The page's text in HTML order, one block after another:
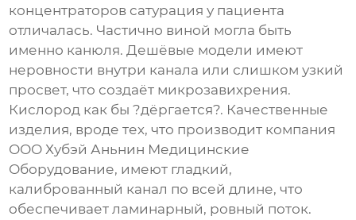
концентраторов сатурация у пациента
отличалась. Частично виной могла быть
именно канюля. Дешёвые модели имеют
неровности внутри канала или слишком узкий
просвет, что создаёт микрозавихрения.
Кислород как бы ?дёргается?. Качественные
изделия, вроде тех, что производит компания
ООО Хубэй Аньнин Медицинские
Оборудование, имеют гладкий,
калиброванный канал по всей длине, что
обеспечивает ламинарный, ровный поток.